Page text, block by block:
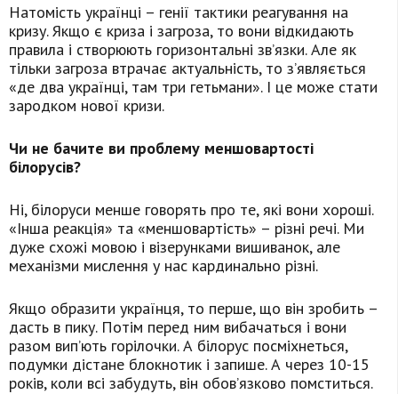
Натомість українці – генії тактики реагування на
кризу. Якщо є криза і загроза, то вони відкидають
правила і створюють горизонтальні зв’язки. Але як
тільки загроза втрачає актуальність, то з’являється
«де два українці, там три гетьмани». І це може стати
зародком нової кризи.
Чи не бачите ви проблему меншовартості
білорусів?
Ні, білоруси менше говорять про те, які вони хороші.
«Інша реакція» та «меншовартість» – різні речі. Ми
дуже схожі мовою і візерунками вишиванок, але
механізми мислення у нас кардинально різні.
Якщо образити українця, то перше, що він зробить –
дасть в пику. Потім перед ним вибачаться і вони
разом вип’ють горілочки. А білорус посміхнеться,
подумки дістане блокнотик і запише. А через 10-15
років, коли всі забудуть, він обов’язково помститься.